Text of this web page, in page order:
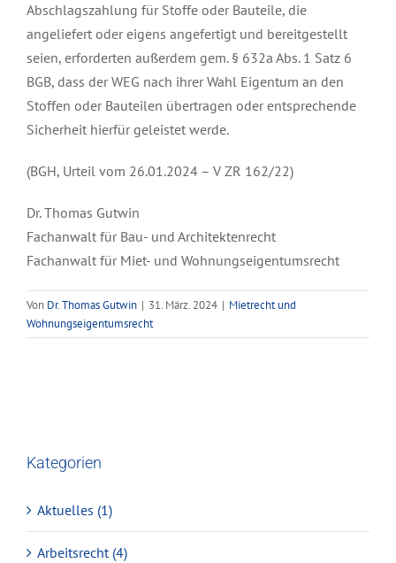
Abschlagszahlung für Stoffe oder Bauteile, die
angeliefert oder eigens angefertigt und bereitgestellt
seien, erforderten außerdem gem. § 632a Abs. 1 Satz 6
BGB, dass der WEG nach ihrer Wahl Eigentum an den
Stoffen oder Bauteilen übertragen oder entsprechende
Sicherheit hierfür geleistet werde.
(BGH, Urteil vom 26.01.2024 – V ZR 162/22)
Dr. Thomas Gutwin
Fachanwalt für Bau- und Architektenrecht
Fachanwalt für Miet- und Wohnungseigentumsrecht
Von Dr. Thomas Gutwin | 31. März. 2024 | Mietrecht und
Wohnungseigentumsrecht
Kategorien
Aktuelles (1)
Arbeitsrecht (4)